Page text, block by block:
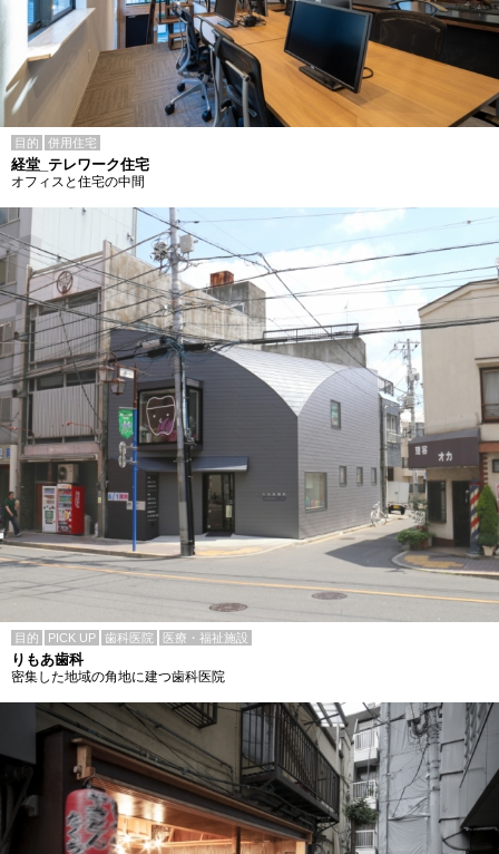
目的 併用住宅
経堂_テレワーク住宅
オフィスと住宅の中間
目的 PICK UP 歯科医院 医療・福祉施設
りもあ歯科
密集した地域の角地に建つ歯科医院